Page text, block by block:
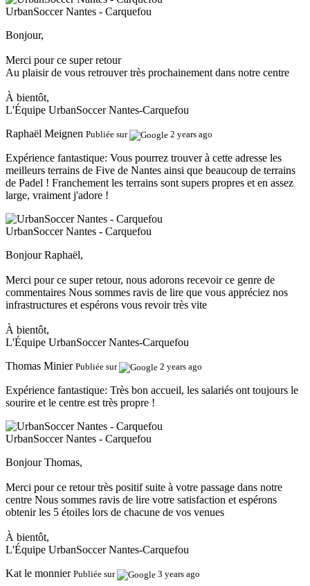
UrbanSoccer Nantes - Carquefou
Bonjour,
Merci pour ce super retour
Au plaisir de vous retrouver très prochainement dans notre centre
À bientôt,
L'Équipe UrbanSoccer Nantes-Carquefou
Raphaël Meignen Publiée sur 2 years ago
Expérience fantastique: Vous pourrez trouver à cette adresse les
meilleurs terrains de Five de Nantes ainsi que beaucoup de terrains
de Padel ! Franchement les terrains sont supers propres et en assez
large, vraiment j'adore !
UrbanSoccer Nantes - Carquefou
Bonjour Raphaël,
Merci pour ce super retour, nous adorons recevoir ce genre de
commentaires Nous sommes ravis de lire que vous appréciez nos
infrastructures et espérons vous revoir très vite
À bientôt,
L'Équipe UrbanSoccer Nantes-Carquefou
Thomas Minier Publiée sur 2 years ago
Expérience fantastique: Très bon accueil, les salariés ont toujours le
sourire et le centre est très propre !
UrbanSoccer Nantes - Carquefou
Bonjour Thomas,
Merci pour ce retour très positif suite à votre passage dans notre
centre Nous sommes ravis de lire votre satisfaction et espérons
obtenir les 5 étoiles lors de chacune de vos venues
À bientôt,
L'Équipe UrbanSoccer Nantes-Carquefou
Kat le monnier Publiée sur 3 years ago